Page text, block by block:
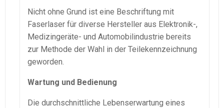
Nicht ohne Grund ist eine Beschriftung mit
Faserlaser für diverse Hersteller aus Elektronik-,
Medizingeräte- und Automobilindustrie bereits
zur Methode der Wahl in der Teilekennzeichnung
geworden.
Wartung und Bedienung
Die durchschnittliche Lebenserwartung eines